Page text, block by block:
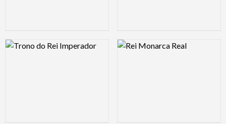
Logo Preview Image Logo Preview Image